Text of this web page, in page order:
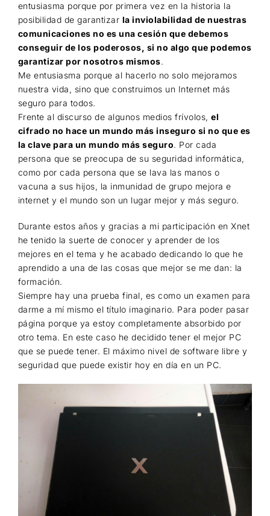
entusiasma porque por primera vez en la historia la
posibilidad de garantizar la inviolabilidad de nuestras
comunicaciones no es una cesión que debemos
conseguir de los poderosos, si no algo que podemos
garantizar por nosotros mismos.
Me entusiasma porque al hacerlo no solo mejoramos
nuestra vida, sino que construimos un Internet más
seguro para todos.
Frente al discurso de algunos medios frívolos,el
cifrado no hace un mundo más inseguro si no que es
la clave para un mundo más seguro. Por cada
persona que se preocupa de su seguridad informática,
como por cada persona que se lava las manos o
vacuna a sus hijos, la inmunidad de grupo mejora e
internet y el mundo son un lugar mejor y más seguro.
Durante estos años y gracias a mi participación en Xnet
he tenido la suerte de conocer y aprender de los
mejores en el tema y he acabado dedicando lo que he
aprendido a una de las cosas que mejor se me dan: la
formación.
Siempre hay una prueba final, es como un examen para
darme a mí mismo el título imaginario. Para poder pasar
página porque ya estoy completamente absorbido por
otro tema. En este caso he decidido tener el mejor PC
que se puede tener. El máximo nivel de software libre y
seguridad que puede existir hoy en día en un PC.